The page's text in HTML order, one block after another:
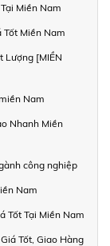
Miền Nam
Tốt Miền Nam
Lượng [MIỀN
Nam
Nhanh Miền
công nghiệp
Nam
Tốt Tại Miền Nam
Tốt, Giao Hàng